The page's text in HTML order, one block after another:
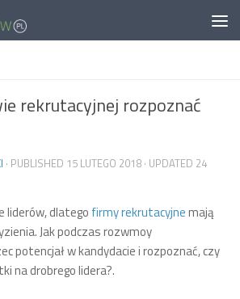
rekrutacyjnej rozpoznać
· PUBLISHED 15 LUTEGO 2018 · UPDATED 24
liderów, dlatego firmy rekrutacyjnemają
Jak podczas rozwmoy
potencjał w kandydacie i rozpoznać, czy
na drobrego lidera?.